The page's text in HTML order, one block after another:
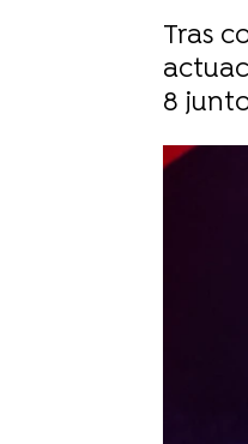
Tras
8